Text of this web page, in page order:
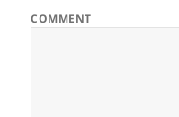
COMMENT